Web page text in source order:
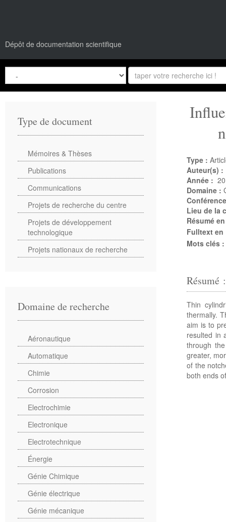
Dépôt de documentation scientifique
Type :
Auteur(s) :
Année :
Domaine :
Lieu de la
Résumé
Fulltext en
Mots clés :
Thin
thermally.
aim is to
resulted in
through
greater,
of the
both ends
Type de document
Mémoires & Thèses
Publications
Communications
Projets de recherche du centre
Projets de développement
technologique
Projets nationaux de recherche
Domaine de recherche
Aéronautique
Automatique
Chimie
Corrosion
Electrochimie
Electronique
Electrotechnique
Énergie
Génie Chimique
Génie électrique
Génie mécanique